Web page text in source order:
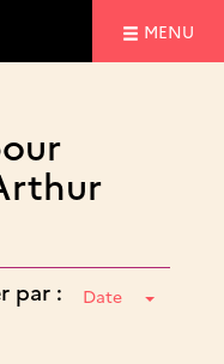
MENU
par : Date